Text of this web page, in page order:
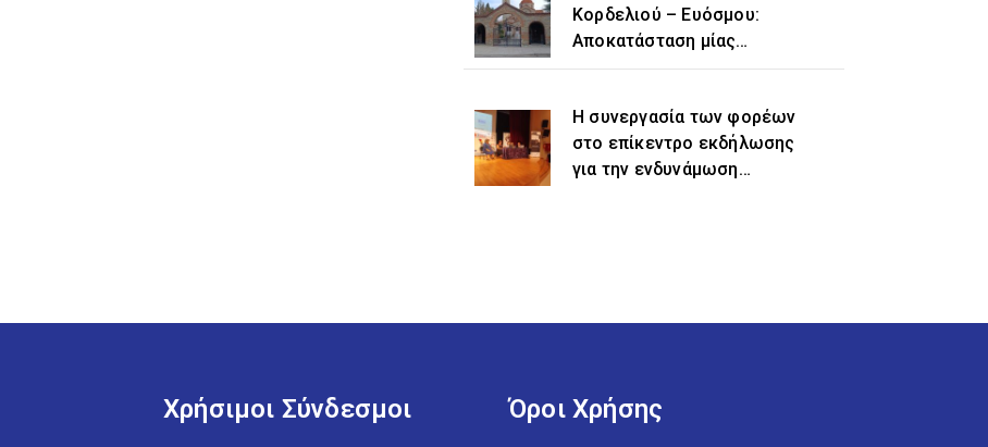
Κορδελιού – Ευόσμου:
Αποκατάσταση μίας
ιστορικής αδικίας η
«Ελευθέριο» στην
ονομασία του δήμου
Η συνεργασία των φορέων
στο επίκεντρο εκδήλωσης
για την ενδυνάμωση
Χρήσιμοι Σύνδεσμοι Όροι Χρήσης